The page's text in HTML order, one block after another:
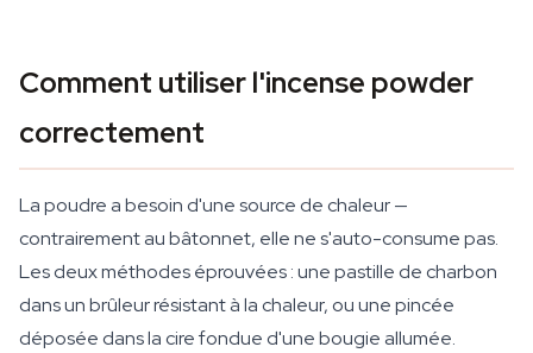
Comment utiliser l'incense powder
correctement
La poudre a besoin d'une source de chaleur —
contrairement au bâtonnet, elle ne s'auto-consume pas.
Les deux méthodes éprouvées : une pastille de charbon
dans un brûleur résistant à la chaleur, ou une pincée
déposée dans la cire fondue d'une bougie allumée.